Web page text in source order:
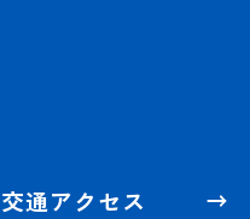
交通アクセス